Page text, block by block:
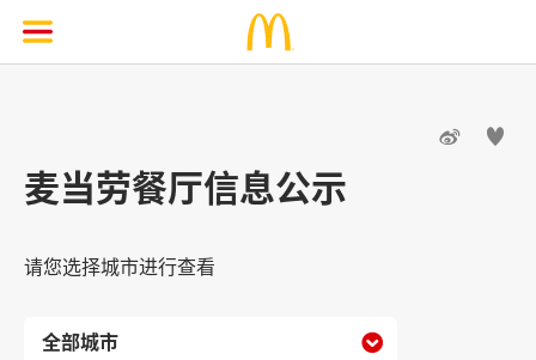
 
麦当劳餐厅信息公示
请您选择城市进行查看
